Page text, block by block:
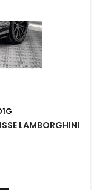
LAMBORGHINI